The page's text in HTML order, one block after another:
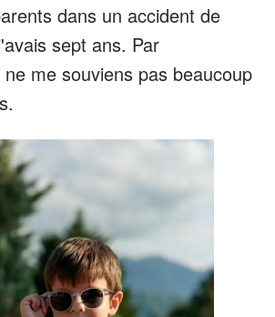
dans un accident de
sept ans. Par
me souviens pas beaucoup